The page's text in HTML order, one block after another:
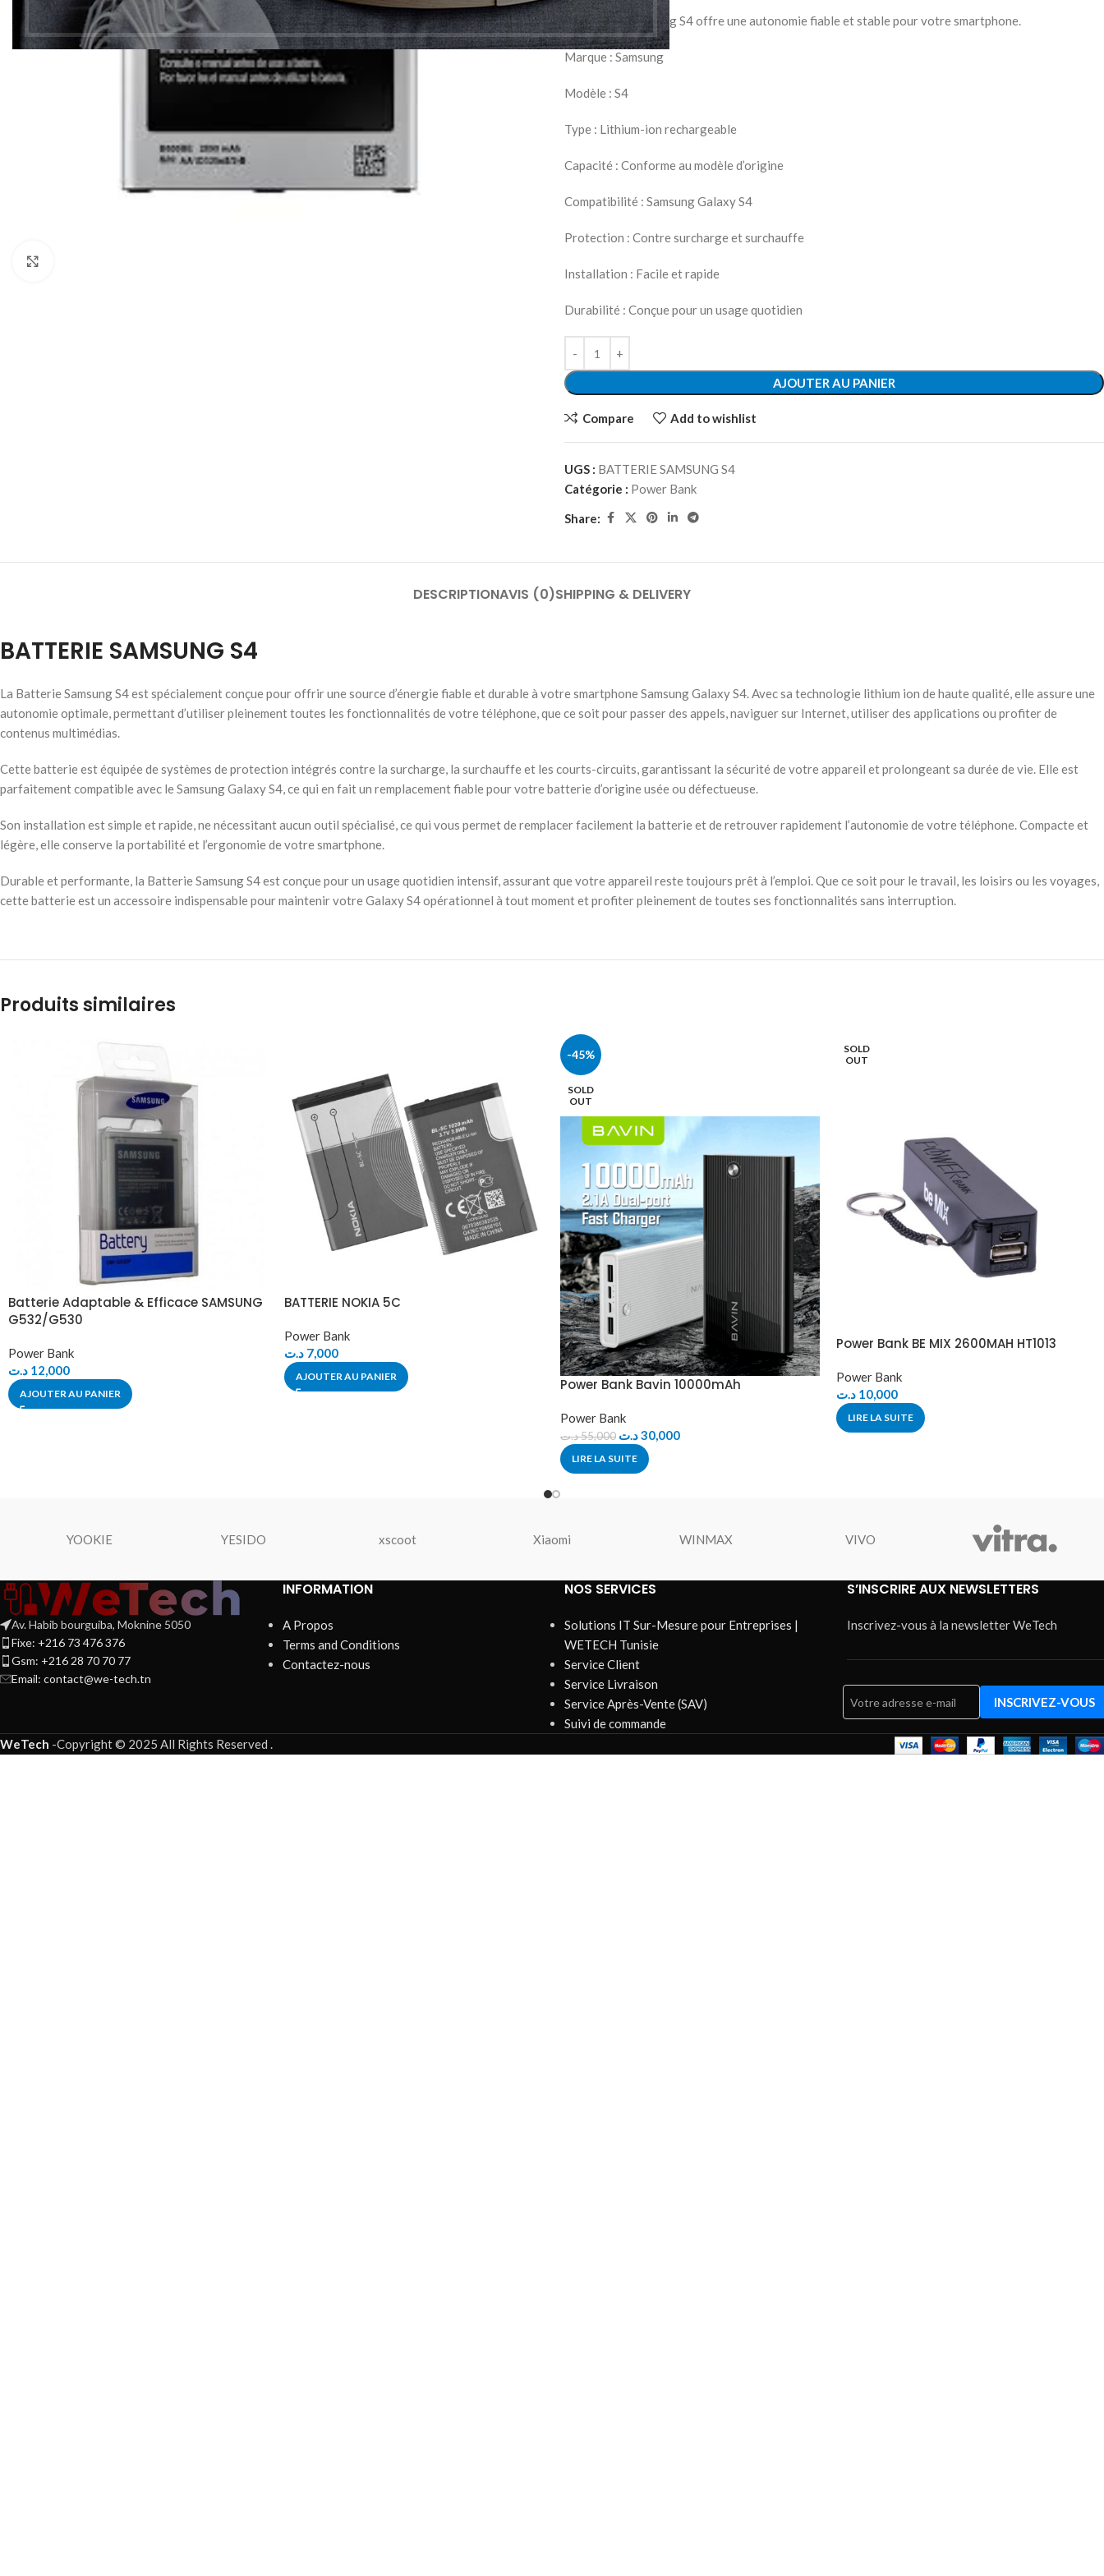
La Batterie Samsung S4 offre une autonomie fiable et stable pour votre smartphone.
Marque : Samsung
Modèle : S4
Type : Lithium-ion rechargeable
Capacité : Conforme au modèle d’origine
Compatibilité : Samsung Galaxy S4
Protection : Contre surcharge et surchauffe
Installation : Facile et rapide
Durabilité : Conçue pour un usage quotidien
AJOUTER AU PANIER
Compare Add to wishlist
UGS : BATTERIE SAMSUNG S4
Catégorie : Power Bank
Share:
DESCRIPTIONAVIS (0)SHIPPING & DELIVERY
BATTERIE SAMSUNG S4
La Batterie Samsung S4 est spécialement conçue pour offrir une source d’énergie fiable et durable à votre smartphone Samsung Galaxy S4. Avec sa technologie lithium ion de haute qualité, elle assure une
autonomie optimale, permettant d’utiliser pleinement toutes les fonctionnalités de votre téléphone, que ce soit pour passer des appels, naviguer sur Internet, utiliser des applications ou profiter de
contenus multimédias.
Cette batterie est équipée de systèmes de protection intégrés contre la surcharge, la surchauffe et les courts-circuits, garantissant la sécurité de votre appareil et prolongeant sa durée de vie. Elle est
parfaitement compatible avec le Samsung Galaxy S4, ce qui en fait un remplacement fiable pour votre batterie d’origine usée ou défectueuse.
Son installation est simple et rapide, ne nécessitant aucun outil spécialisé, ce qui vous permet de remplacer facilement la batterie et de retrouver rapidement l’autonomie de votre téléphone. Compacte et
légère, elle conserve la portabilité et l’ergonomie de votre smartphone.
Durable et performante, la Batterie Samsung S4 est conçue pour un usage quotidien intensif, assurant que votre appareil reste toujours prêt à l’emploi. Que ce soit pour le travail, les loisirs ou les voyages,
cette batterie est un accessoire indispensable pour maintenir votre Galaxy S4 opérationnel à tout moment et profiter pleinement de toutes ses fonctionnalités sans interruption.
Produits similaires
Batterie Adaptable & Efficace SAMSUNG
G532/G530
Power Bank
12,000 د.ت
AJOUTER AU PANIER
BATTERIE NOKIA 5C
Power Bank
7,000 د.ت
AJOUTER AU PANIER
-45%
SOLD
OUT
Power Bank Bavin 10000mAh
Power Bank
55,000د.ت 30,000د.ت
LIRE LA SUITE
SOLD
OUT
Power Bank BE MIX 2600MAH HT1013
Power Bank
10,000 د.ت
LIRE LA SUITE
YOOKIE YESIDO xscoot Xiaomi WINMAX VIVO
Av. Habib bourguiba, Moknine 5050
Fixe: +216 73 476 376
Gsm: +216 28 70 70 77
Email: contact@we-tech.tn
INFORMATION
A Propos
Terms and Conditions
Contactez-nous
NOS SERVICES
Solutions IT Sur-Mesure pour Entreprises |
WETECH Tunisie
Service Client
Service Livraison
Service Après-Vente (SAV)
Suivi de commande
S’INSCRIRE AUX NEWSLETTERS
Inscrivez-vous à la newsletter WeTech
WeTech -Copyright © 2025 All Rights Reserved .